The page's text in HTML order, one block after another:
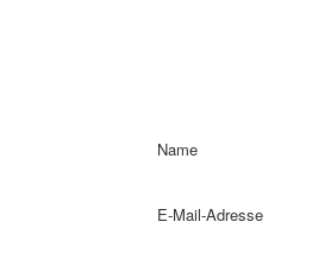
Name
E-Mail-Adresse